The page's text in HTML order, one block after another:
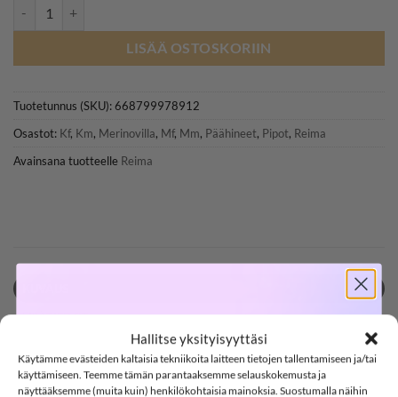
Hallitse yksityisyyttäsi
Käytämme evästeiden kaltaisia tekniikoita laitteen tietojen tallentamiseen ja/tai
käyttämiseen. Teemme tämän parantaaksemme selauskokemusta ja
näyttääksemme (muita kuin) henkilökohtaisia mainoksia. Suostumalla näihin
LISÄÄ OSTOSKORIIN
Tuotetunnus (SKU):668799978912
Osastot: Kf, Km, Merinovilla, Mf, Mm, Päähineet, Pipot, Reima
Avainsana tuotteelle Reima
LISÄTIEDOT
REIMA 5300282A VILLAISA merinovillapipo,
SOFTSHELL